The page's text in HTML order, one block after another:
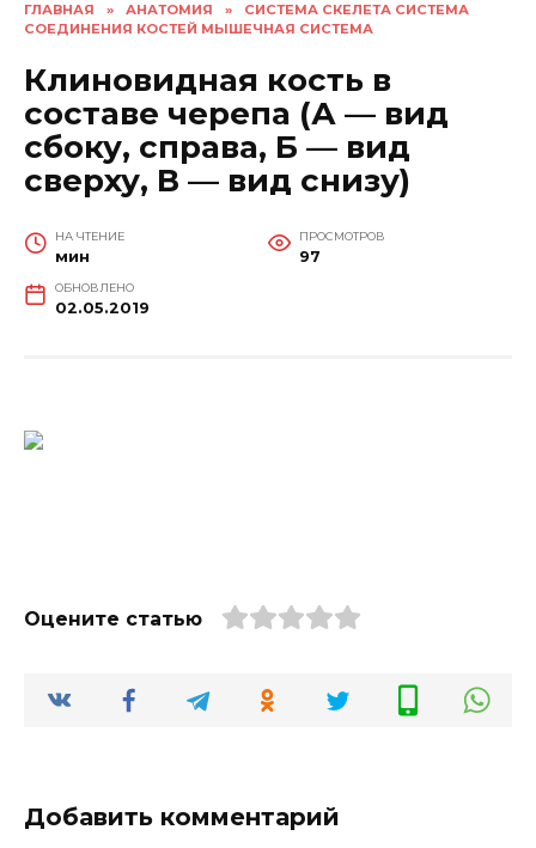
ГЛАВНАЯ » АНАТОМИЯ »
СИСТЕМА СКЕЛЕТА СИСТЕМА
СОЕДИНЕНИЯ КОСТЕЙ МЫШЕЧНАЯ СИСТЕМА
Клиновидная кость в
составе черепа (А — вид
сбоку, справа, Б — вид
сверху, В — вид снизу)
НА ЧТЕНИЕ
мин
ПРОСМОТРОВ
97
ОБНОВЛЕНО
02.05.2019
Оцените статью
Добавить комментарий